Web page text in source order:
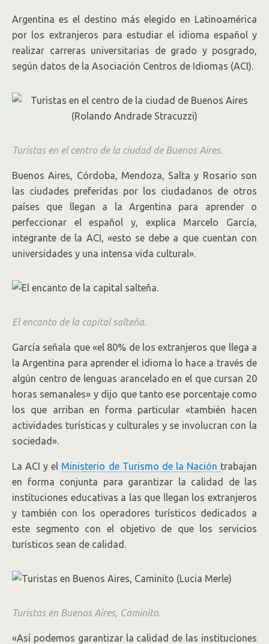
Argentina es el destino más elegido en Latinoamérica
por los extranjeros para estudiar el idioma español y
realizar carreras universitarias de grado y posgrado,
según datos de la Asociación Centros de Idiomas (ACI).
Turistas en el centro de la ciudad de Buenos Aires.
Buenos Aires, Córdoba, Mendoza, Salta y Rosario son
las ciudades preferidas por los ciudadanos de otros
países que llegan a la Argentina para aprender o
perfeccionar el español y, explica Marcelo García,
integrante de la ACI, «esto se debe a que cuentan con
universidades y una intensa vida cultural».
El encanto de la capital salteña.
García señala que «el 80% de los extranjeros que llega a
la Argentina para aprender el idioma lo hace a través de
algún centro de lenguas arancelado en el que cursan 20
horas semanales» y dijo que tanto ese porcentaje como
los que arriban en forma particular «también hacen
actividades turísticas y culturales y se involucran con la
sociedad».
La ACI y el Ministerio de Turismo de la Nación trabajan
en forma conjunta para garantizar la calidad de las
instituciones educativas a las que llegan los extranjeros
y también con los operadores turísticos dedicados a
este segmento con el objetivo de que los servicios
turísticos sean de calidad.
Turistas en Buenos Aires, Caminito.
«Así podemos garantizar la calidad de las instituciones